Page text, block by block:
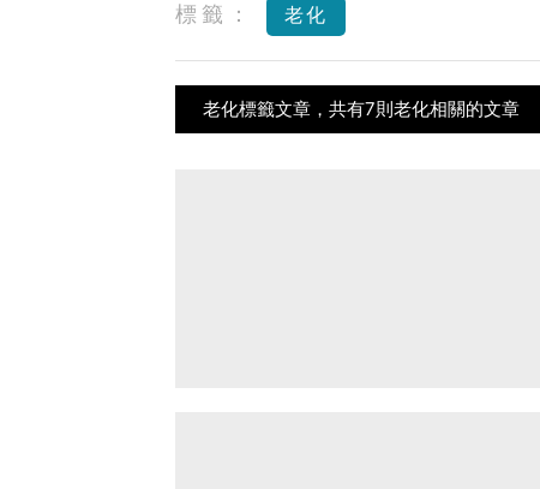
標籤： 老化
老化標籤文章，共有7則老化相關的文章